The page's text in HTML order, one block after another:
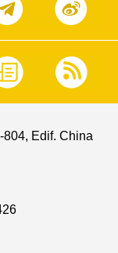
Edif. China